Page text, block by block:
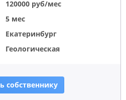
120000 руб/мес
5 мес
Екатеринбург
Геологическая
собственнику